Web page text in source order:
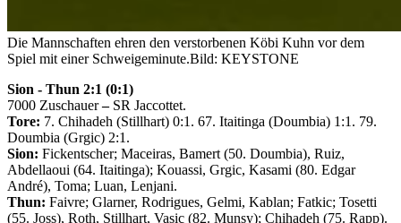
Die Mannschaften ehren den verstorbenen Köbi Kuhn vor dem
Spiel mit einer Schweigeminute.Bild: KEYSTONE
Sion - Thun 2:1 (0:1)
7000 Zuschauer– SR Jaccottet.
Tore: 7. Chihadeh (Stillhart) 0:1. 67. Itaitinga (Doumbia) 1:1. 79.
Doumbia (Grgic) 2:1.
Sion: Fickentscher; Maceiras, Bamert (50. Doumbia), Ruiz,
Abdellaoui (64. Itaitinga); Kouassi, Grgic, Kasami (80. Edgar
André), Toma; Luan, Lenjani.
Thun: Faivre; Glarner, Rodrigues, Gelmi, Kablan; Fatkic; Tosetti
(55. Joss), Roth, Stillhart, Vasic (82. Munsy); Chihadeh (75. Rapp).